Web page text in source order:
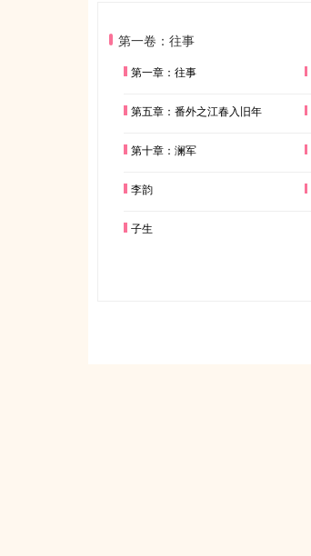
第一卷：往事
第一章：往事
第五章：番外之江春入旧年
第十章：澜军
李韵
子生